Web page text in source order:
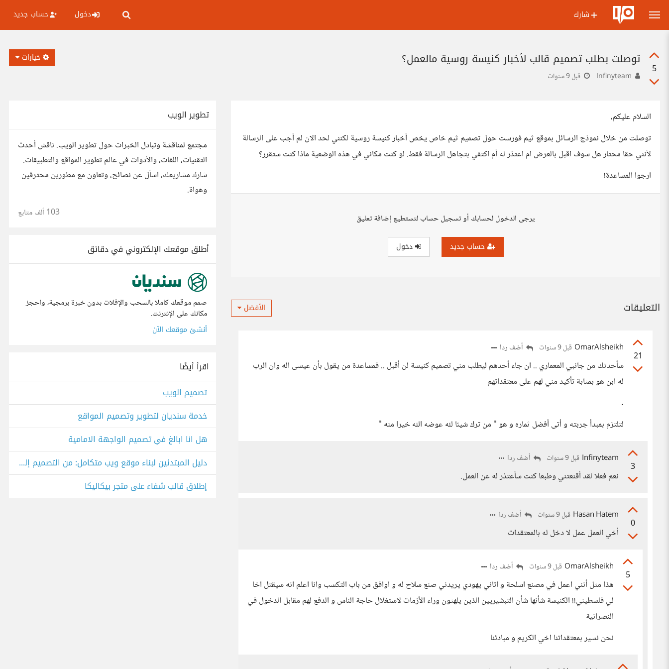
شارك دخول حساب جديد
5
توصلت بطلب تصميم قالب لأخبار كنيسة روسية مالعمل؟
قبل 9 سنوات
خيارات
السلام عليكم،
توصلت من خلال نموذج الرسائل بموقع ثيم فورست حول تصميم ثيم خاص يخص أخبار كنيسة روسية لكنني لحد الان لم أجب على الرسالة
لأنني حقا محتار هل سوف اقبل بالعرض ام اعتذر له أم اكتفي بتجاهل الرسالة فقط. لو كنت مكاني في هذه الوضعية ماذا كنت ستقرر؟
ارجوا المساعدة!
يرجى الدخول لحسابك أو تسجيل حساب لتستطيع إضافة تعليق
حساب جديد دخول
التعليقات الأفضل
21
OmarAlsheikh قبل 9 سنوات أضف ردا
سأحدثك من جانبي المعماري .. ان جاء أحدهم ليطلب مني تصميم كنيسة لن أقبل .. فمساعدة من يقول بأن عيسى اله وان الرب
له ابن هو بمثابة تأكيد مني لهم على معتقداتهم
.
لتلتزم بمبدأ جربته و أتى أفضل ثماره و هو " من ترك شيئا لله عوضه الله خيرا منه "
3
Infinyteam قبل 9 سنوات أضف ردا
نعم فعلا لقد أقنعتني وطبعا كنت سأعتذر له عن العمل.
0
Hasan Hatem قبل 9 سنوات أضف ردا
أخي العمل عمل لا دخل له بالمعتقدات
5
OmarAlsheikh قبل 9 سنوات أضف ردا
هذا مثل أنني اعمل في مصنع اسلحة و اتاني يهودي يريدني صنع سلاح له و اوافق من باب التكسب وانا اعلم انه سيقتل اخا
لي فلسطيني!! الكنيسة شأنها شأن التبشيريين الذين يلهثون وراء الأزمات لاستغلال حاجة الناس و الدفع لهم مقابل الدخول في
النصرانية
نحن نسير بمعتقداتنا اخي الكريم و مبادئنا
تطوير الويب
مجتمع لمناقشة وتبادل الخبرات حول تطوير الويب. ناقش أحدث
التقنيات، اللغات، والأدوات في عالم تطوير المواقع والتطبيقات.
شارك مشاريعك، اسأل عن نصائح، وتعاون مع مطورين محترفين
وهواة.
103 ألف متابع
أطلق موقعك الإلكتروني في دقائق
صمم موقعك كاملا بالسحب والإفلات بدون خبرة برمجية، واحجز
مكانك على الإنترنت.
أنشئ موقعك الآن
اقرأ أيضًا
تصميم الويب
خدمة سنديان لتطوير وتصميم المواقع
هل انا ابالغ في تصميم الواجهة الامامية
دليل المبتدئين لبناء موقع ويب متكامل: من التصميم إلى النشر
إطلاق قالب شفاء على متجر بيكاليكا